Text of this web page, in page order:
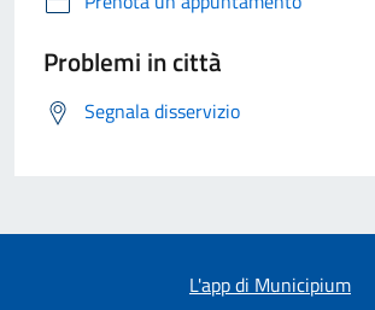
Problemi in città
Segnala disservizio
L'app di Municipium